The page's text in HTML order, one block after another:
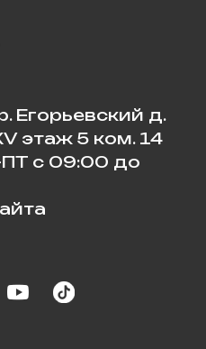
Егорьевский д.
этаж 5 ком. 14
с 09:00 до